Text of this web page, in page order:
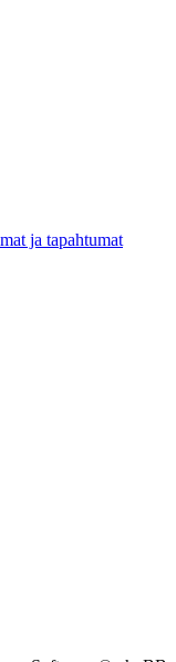
ja tapahtumat